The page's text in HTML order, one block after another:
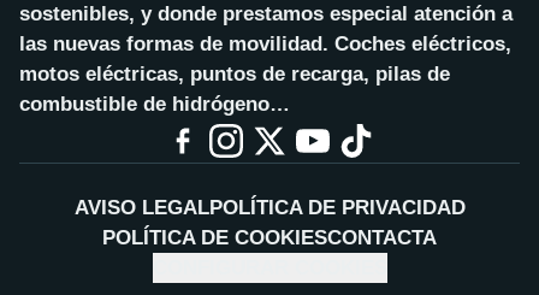
sostenibles, y donde prestamos especial atención a
las nuevas formas de movilidad. Coches eléctricos,
motos eléctricas, puntos de recarga, pilas de
combustible de hidrógeno…
AVISO LEGALPOLÍTICA DE PRIVACIDAD
POLÍTICA DE COOKIESCONTACTA